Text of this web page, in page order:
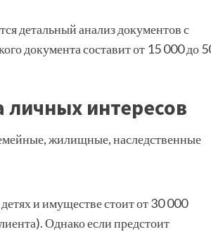
детальный анализ документов с
документа составит от 15 000 до
интересов
жилищные, наследственные
и имуществе стоит от 30 000
Однако если предстоит